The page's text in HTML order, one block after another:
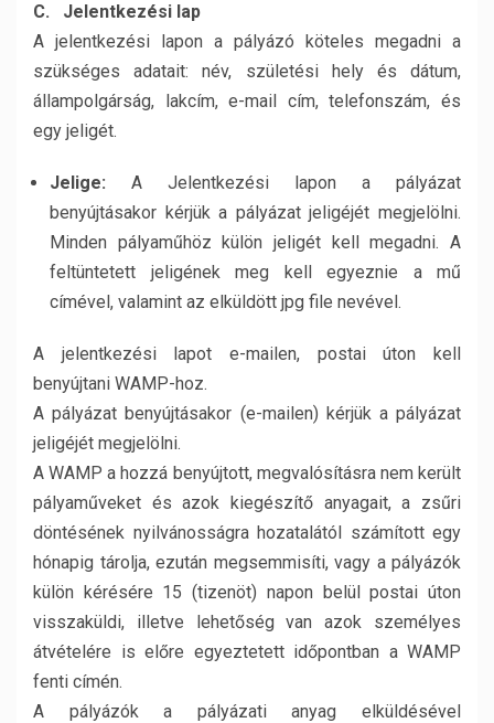
C. Jelentkezési lap
A jelentkezési lapon a pályázó köteles megadni a
szükséges adatait: név, születési hely és dátum,
állampolgárság, lakcím, e-mail cím, telefonszám, és
egy jeligét.
Jelige: A Jelentkezési lapon a pályázat
benyújtásakor kérjük a pályázat jeligéjét megjelölni.
Minden pályaműhöz külön jeligét kell megadni. A
feltüntetett jeligének meg kell egyeznie a mű
címével, valamint az elküldött jpg file nevével.
A jelentkezési lapot e-mailen, postai úton kell
benyújtani WAMP-hoz.
A pályázat benyújtásakor (e-mailen) kérjük a pályázat
jeligéjét megjelölni.
A WAMP a hozzá benyújtott, megvalósításra nem került
pályaműveket és azok kiegészítő anyagait, a zsűri
döntésének nyilvánosságra hozatalától számított egy
hónapig tárolja, ezután megsemmisíti, vagy a pályázók
külön kérésére 15 (tizenöt) napon belül postai úton
visszaküldi, illetve lehetőség van azok személyes
átvételére is előre egyeztetett időpontban a WAMP
fenti címén.
A pályázók a pályázati anyag elküldésével